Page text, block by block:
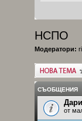
НСПО
Модератори:
Публикувай
тема
СЪОБЩЕНИЯ
от